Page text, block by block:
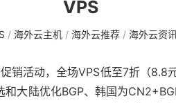
VPS
/ 海外云主机 / 海外云推荐 / 海外云资
销活动，全场VPS低至7折（8.8
大陆优化BGP、韩国为